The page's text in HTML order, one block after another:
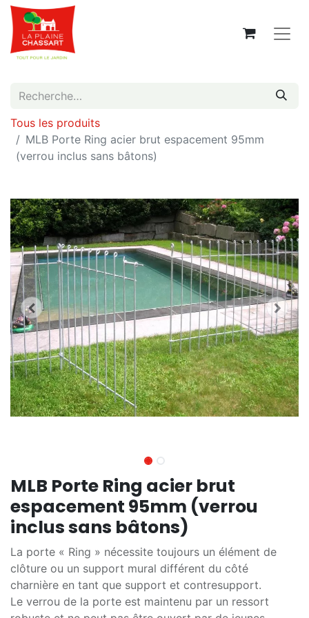
Tous les produits
MLB Porte Ring acier brut espacement 95mm
(verrou inclus sans bâtons)
MLB Porte Ring acier brut
espacement 95mm (verrou
inclus sans bâtons)
La porte « Ring » nécessite toujours un élément de
clôture ou un support mural différent du côté
charnière en tant que support et contresupport.
Le verrou de la porte est maintenu par un ressort